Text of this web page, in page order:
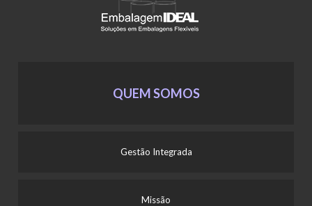
QUEM SOMOS
Gestão Integrada
Missão